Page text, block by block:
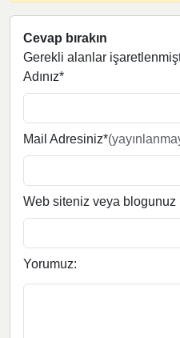
Cevap bırakın
Gerekli alanlar
Adınız*
Mail Adresiniz*
Web siteniz veya blogunuz
Yorumuz: